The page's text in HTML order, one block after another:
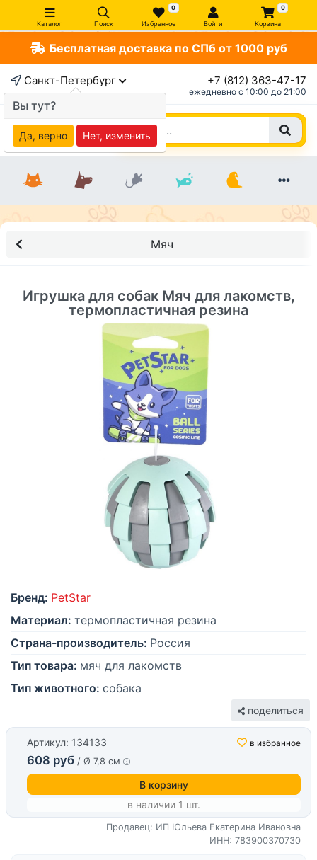
Каталог Поиск
0
Избранное Войти
0
Корзина
Бесплатная доставка по СПб от 1000 руб
Санкт-Петербург +7 (812) 363-47-17
ежедневно c 10:00 до 21:00
Мяч
Игрушка для собак Мяч для лакомств,
термопластичная резина
Бренд: PetStar
Материал: термопластичная резина
Страна-производитель: Россия
Тип товара: мяч для лакомств
Тип животного: собака
поделиться
Артикул: 134133 в избранное
608 руб / Ø 7,8 см
В корзину
в наличии 1 шт.
Продавец: ИП Юльева Екатерина Ивановна
ИНН: 783900370730
Вы тут?
Да, верно Нет, изменить